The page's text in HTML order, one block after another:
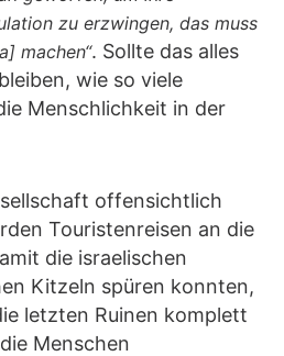
zu erzwingen, das muss
machen“. Sollte das alles
wie so viele
Menschlichkeit in der
offensichtlich
Touristenreisen an die
die israelischen
Kitzeln spüren konnten,
letzten Ruinen komplett
Menschen